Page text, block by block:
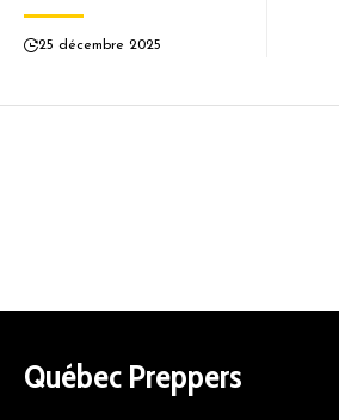
25 décembre 2025
Québec Preppers